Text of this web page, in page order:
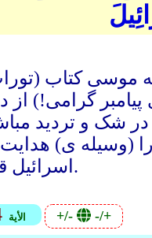
موسی کتاب
گرامی!) از
شک و تردید
(وسیله ی)
اسرائیل قرار دادیم.
الأية +/- -/+